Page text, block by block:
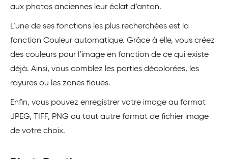
aux photos anciennes leur éclat d’antan.
L’une de ses fonctions les plus recherchées est la
fonction Couleur automatique. Grâce à elle, vous créez
des couleurs pour l’image en fonction de ce qui existe
déjà. Ainsi, vous comblez les parties décolorées, les
rayures ou les zones floues.
Enfin, vous pouvez enregistrer votre image au format
JPEG, TIFF, PNG ou tout autre format de fichier image
de votre choix.